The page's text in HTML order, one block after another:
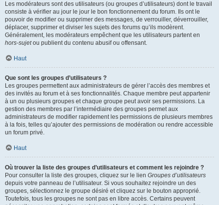
Les modérateurs sont des utilisateurs (ou groupes d’utilisateurs) dont le travail
consiste à vérifier au jour le jour le bon fonctionnement du forum. Ils ont le
pouvoir de modifier ou supprimer des messages, de verrouiller, déverrouiller,
déplacer, supprimer et diviser les sujets des forums qu’ils modèrent.
Généralement, les modérateurs empêchent que les utilisateurs partent en
hors-sujetou publient du contenu abusif ou offensant.
Haut
Que sont les groupes d’utilisateurs ?
Les groupes permettent aux administrateurs de gérer l’accès des membres et
des invités au forum et à ses fonctionnalités. Chaque membre peut appartenir
à un ou plusieurs groupes et chaque groupe peut avoir ses permissions. La
gestion des membres par l’intermédiaire des groupes permet aux
administrateurs de modifier rapidement les permissions de plusieurs membres
à la fois, telles qu’ajouter des permissions de modération ou rendre accessible
un forum privé.
Haut
Où trouver la liste des groupes d’utilisateurs et comment les rejoindre ?
Pour consulter la liste des groupes, cliquez sur le lien Groupes d’utilisateurs
depuis votre panneau de l’utilisateur. Si vous souhaitez rejoindre un des
groupes, sélectionnez le groupe désiré et cliquez sur le bouton approprié.
Toutefois, tous les groupes ne sont pas en libre accès. Certains peuvent